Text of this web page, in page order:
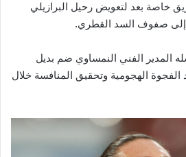
خاصة بعد لتعويض رحيل البرازيلي
إلى صفوف السد القطري.
المدير الفني النمساوي ضم بديل
الهجومية وتحقيق المنافسة خلال